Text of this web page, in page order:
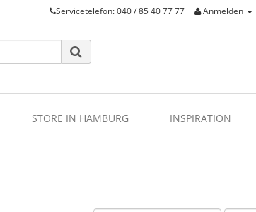
Servicetelefon: 040 / 85 40 77 77 Anmelden
STORE IN HAMBURG INSPIRATION